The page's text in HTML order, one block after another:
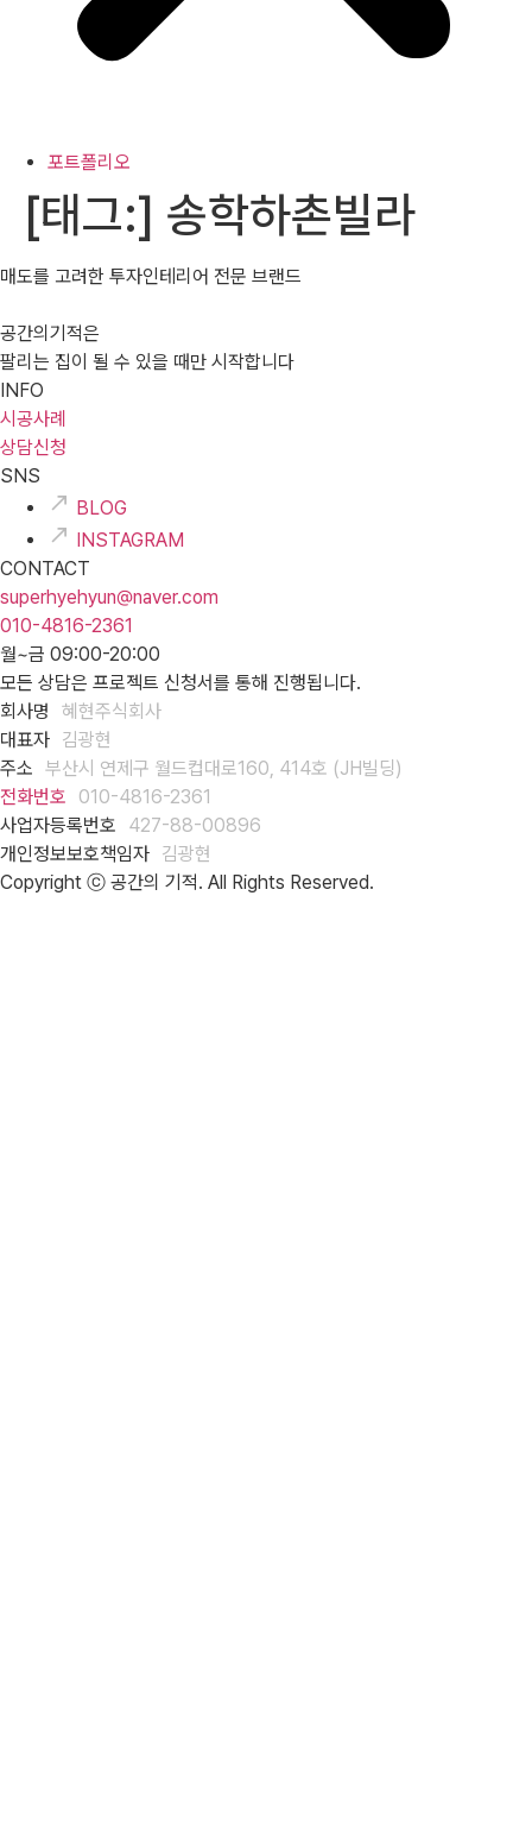
포트폴리오
[태그:] 송학하촌빌라
매도를 고려한 투자인테리어 전문 브랜드
공간의기적은
팔리는 집이 될 수 있을 때만 시작합니다
INFO
시공사례
상담신청
SNS
BLOG
INSTAGRAM
CONTACT
superhyehyun@naver.com
010-4816-2361
월~금 09:00-20:00
모든 상담은 프로젝트 신청서를 통해 진행됩니다.
회사명
혜현주식회사
대표자 김광현
주소 부산시 연제구 월드컵대로160, 414호 (JH빌딩)
전화번호
010-4816-2361
사업자등록번호
427-88-00896
개인정보보호책임자 김광현
Copyright ⓒ 공간의 기적. All Rights Reserved.